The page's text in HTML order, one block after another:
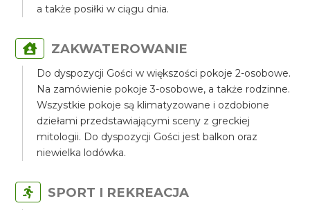
a także posiłki w ciągu dnia.
ZAKWATEROWANIE
Do dyspozycji Gości w większości pokoje 2-osobowe.
Na zamówienie pokoje 3-osobowe, a także rodzinne.
Wszystkie pokoje są klimatyzowane i ozdobione
dziełami przedstawiającymi sceny z greckiej
mitologii. Do dyspozycji Gości jest balkon oraz
niewielka lodówka.
SPORT I REKREACJA